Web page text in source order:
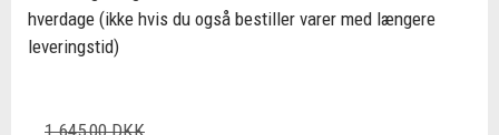
hverdage (ikke hvis du også bestiller varer med længere
leveringstid)
1.645,00 DKK